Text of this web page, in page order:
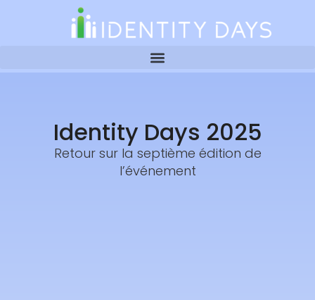
Identity Days 2025
Retour sur la septième édition de
l’événement